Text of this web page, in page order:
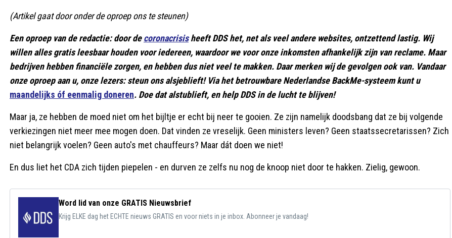
(Artikel gaat door onder de oproep ons te steunen)
Een oproep van de redactie: door decoronacrisisheeft DDS het, net als veel andere websites, ontzettend lastig. Wij
willen alles gratis leesbaar houden voor iedereen, waardoor we voor onze inkomsten afhankelijk zijn van reclame. Maar
bedrijven hebben financiële zorgen, en hebben dus niet veel te makken. Daar merken wij de gevolgen ook van. Vandaar
onze oproep aan u, onze lezers: steun ons alsjeblieft! Via het betrouwbare Nederlandse BackMe-systeem kunt u
maandelijks óf eenmalig doneren. Doe dat alstublieft, en help DDS in de lucht te blijven!
Maar ja, ze hebben de moed niet om het bijltje er echt bij neer te gooien. Ze zijn namelijk doodsbang dat ze bij volgende
verkiezingen niet meer mee mogen doen. Dat vinden ze vreselijk. Geen ministers leven? Geen staatssecretarissen? Zich
niet belangrijk voelen? Geen auto's met chauffeurs? Maar dát doen we niet!
En dus liet het CDA zich tijden piepelen - en durven ze zelfs nu nog de knoop niet door te hakken. Zielig, gewoon.
Word lid van onze GRATIS Nieuwsbrief
Krijg ELKE dag het ECHTE nieuws GRATIS en voor niets in je inbox. Abonneer je vandaag!